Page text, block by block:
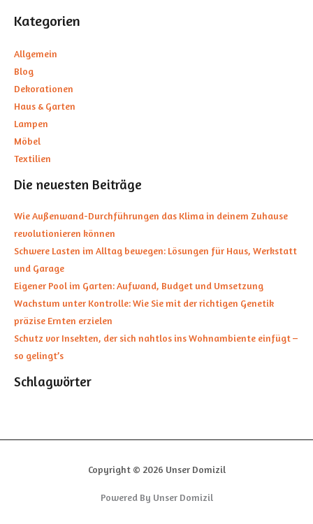
Kategorien
Allgemein
Blog
Dekorationen
Haus & Garten
Lampen
Möbel
Textilien
Die neuesten Beiträge
Wie Außenwand-Durchführungen das Klima in deinem Zuhause
revolutionieren können
Schwere Lasten im Alltag bewegen: Lösungen für Haus, Werkstatt
und Garage
Eigener Pool im Garten: Aufwand, Budget und Umsetzung
Wachstum unter Kontrolle: Wie Sie mit der richtigen Genetik
präzise Ernten erzielen
Schutz vor Insekten, der sich nahtlos ins Wohnambiente einfügt –
so gelingt’s
Schlagwörter
Copyright © 2026 Unser Domizil
Powered By Unser Domizil